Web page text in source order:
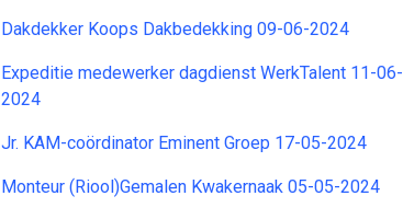
Dakdekker Koops Dakbedekking 09-06-2024
Expeditie medewerker dagdienst WerkTalent 11-06-
2024
Jr. KAM-coördinator Eminent Groep 17-05-2024
Monteur (Riool)Gemalen Kwakernaak 05-05-2024